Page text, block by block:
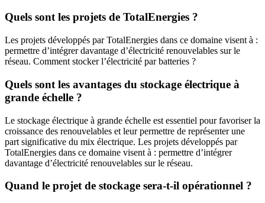
Quels sont les projets de TotalEnergies ?
Les projets développés par TotalEnergies dans ce domaine visent à :
permettre d’intégrer davantage d’électricité renouvelables sur le
réseau. Comment stocker l’électricité par batteries ?
Quels sont les avantages du stockage électrique à
grande échelle ?
Le stockage électrique à grande échelle est essentiel pour favoriser la
croissance des renouvelables et leur permettre de représenter une
part significative du mix électrique. Les projets développés par
TotalEnergies dans ce domaine visent à : permettre d’intégrer
davantage d’électricité renouvelables sur le réseau.
Quand le projet de stockage sera-t-il opérationnel ?